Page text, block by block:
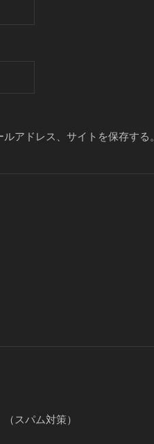
アドレス、サイトを保存する。
スパム対策）